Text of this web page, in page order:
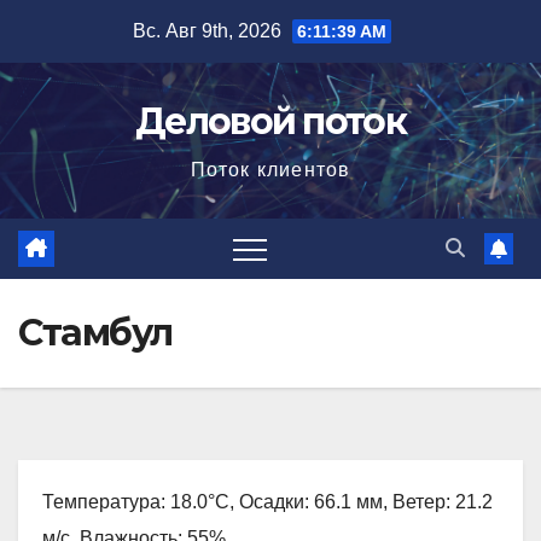
содержимому
Вс. Авг 9th, 2026 6:11:40 AM
Деловой поток
Поток клиентов
Стамбул
Температура: 18.0°C, Осадки: 66.1 мм, Ветер: 21.2